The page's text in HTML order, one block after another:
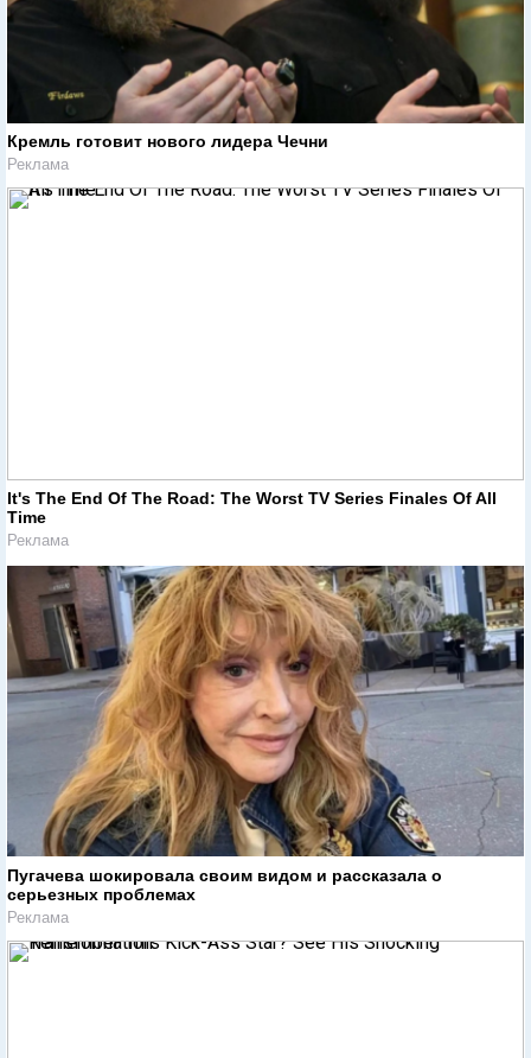
Кремль готовит нового лидера Чечни
Реклама
It's The End Of The Road: The Worst TV Series Finales Of All
Time
Реклама
Пугачева шокировала своим видом и рассказала о
серьезных проблемах
Реклама